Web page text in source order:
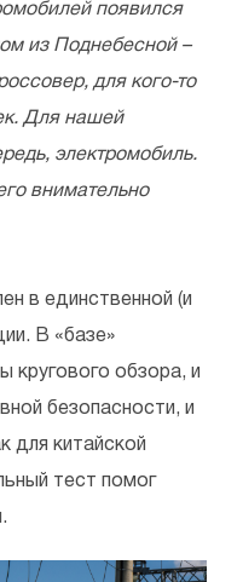
появился
из Поднебесной –
для кого-то
Для нашей
электромобиль.
внимательно
в единственной (и
В «базе»
кругового обзора, и
безопасности, и
для китайской
тест помог